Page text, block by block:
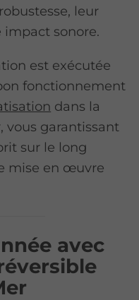
leur
sonore.
est exécutée
fonctionnement
dans la
vous garantissant
sur le long
mise en œuvre
avec